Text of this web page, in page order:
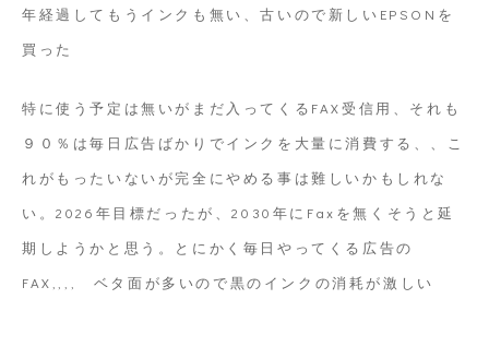
年経過してもうインクも無い、古いので新しいEPSONを
買った
特に使う予定は無いがまだ入ってくるFAX受信用、それも
９０％は毎日広告ばかりでインクを大量に消費する、、こ
れがもったいないが完全にやめる事は難しいかもしれな
い。2026年目標だったが、2030年にFaxを無くそうと延
期しようかと思う。とにかく毎日やってくる広告の
FAX,,,, ベタ面が多いので黒のインクの消耗が激しい